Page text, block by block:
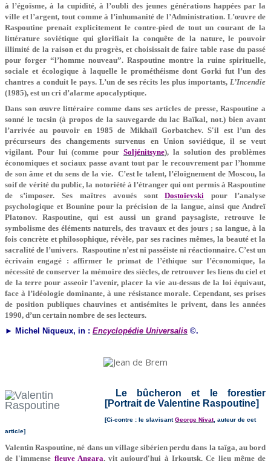
à l’égoïsme, à la cupidité, à l’oubli des jeunes générations happées par la
ville et l’argent, tout comme à l’inhumanité de l’Administration. L’œuvre de
Raspoutine prenait explicitement le contre-pied de tout un courant de la
littérature soviétique qui glorifiait la conquête de la nature, le pouvoir
illimité de la raison et du progrès, et choisissait de faire table rase du passé
pour forger “l’homme nouveau”. Raspoutine montre la ruine spirituelle,
sociale et écologique à laquelle le prométhéisme dont Gorki fut l’un des
chantres a conduit le pays. L’un de ses récits les plus importants, L’Incendie
(1985), est un cri d’alarme apocalyptique.
Dans son œuvre littéraire comme dans ses articles de presse, Raspoutine a
sonné le tocsin (à propos de la sauvegarde du lac Baïkal, not.) bien avant
l’arrivée au pouvoir en 1985 de Mikhaïl Gorbatchev. S'il est l’un des
précurseurs des changements survenus en Union soviétique, il se veut
vigilant. Pour lui (comme pourSoljénitsyne), la solution des problèmes
économiques et sociaux passe avant tout par le recouvrement par l’homme
de son âme et du sens de la vie. C’est le talent, l’éloignement de Moscou, la
soif de vérité du public, la notoriété à l’étranger qui ont permis à Raspoutine
de s’imposer. Ses maîtres avoués sontDostoïevski pour l’analyse
psychologique et Bounine pour la précision de la langue, ainsi que Andreï
Platonov. Raspoutine, qui est aussi un grand paysagiste, retrouve le
symbolisme des éléments naturels, des travaux et des jours ; sa langue, à la
fois concrète et philosophique, révèle, par ses racines mêmes, la beauté et la
sacralité de l’univers. Raspoutine n’est ni passéiste ni réactionnaire. C’est un
écrivain engagé : affirmer le primat de l’éthique sur l’économique, la
nécessité de conserver la mémoire des siècles, de retrouver les liens du ciel et
de la terre pour asseoir l’avenir, placer la vie au-dessus de la loi équivaut,
face à l’idéologie dominante, à une résistance morale. Cependant, ses prises
de position publiques chauvines et antisémites le privent, dans les années
1990, d’un certain nombre de ses lecteurs.
► Michel Niqueux, in : Encyclopédie Universalis ©.
Le bûcheron et le forestier
[Portrait de Valentine Raspoutine]
[Ci-contre : le slavisantGeorge Nivat, auteur de cet
article]
Valentin Raspoutine, né dans un village sibérien perdu dans la taïga, au bord
de l'immense fleuve Angara, vit aujourd'hui à Irkoutsk. Ce lieu même de